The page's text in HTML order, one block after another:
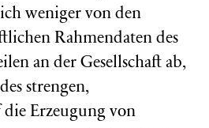
weniger von den
Rahmendaten des
an der Gesellschaft ab,
strengen,
die Erzeugung von